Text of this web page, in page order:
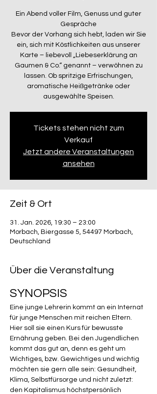
Ein Abend voller Film, Genuss und guter
Gespräche
Bevor der Vorhang sich hebt, laden wir Sie
ein, sich mit Köstlichkeiten aus unserer
Karte – liebevoll „Liebeserklärung an
Gaumen & Co.“ genannt – verwöhnen zu
lassen. Ob spritzige Erfrischungen,
aromatische Heißgetränke oder
ausgewählte Speisen.
Tickets stehen nicht zum
Verkauf
Jetzt andere Veranstaltungen
ansehen
Zeit & Ort
31. Jan. 2026, 19:30 – 23:00
Morbach, Biergasse 5, 54497 Morbach,
Deutschland
Über die Veranstaltung
SYNOPSIS
Eine junge Lehrerin kommt an ein Internat
für junge Menschen mit reichen Eltern.
Hier soll sie einen Kurs für bewusste
Ernährung geben. Bei den Jugendlichen
kommt das gut an, denn es geht um
Wichtiges, bzw. Gewichtiges und wichtig
möchten sie gern alle sein: Gesundheit,
Klima, Selbstfürsorge und nicht zuletzt:
den Kapitalismus höchstpersönlich